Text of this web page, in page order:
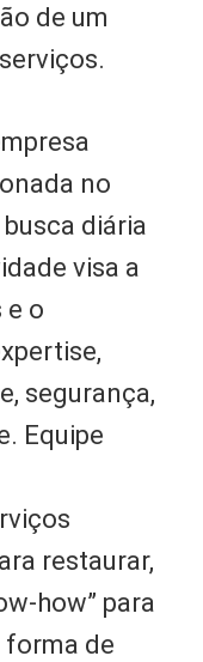
de um
no
diária
visa a
e o
segurança,
Equipe
restaurar,
how” para
forma de